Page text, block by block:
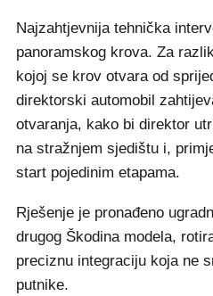
Najzahtjevnija tehnička
panoramskog krova. Za
kojoj se krov otvara od
direktorski automobil
otvaranja, kako bi direktor
na stražnjem sjedištu i,
start pojedinim etapama.
Rješenje je pronađeno
drugog Škodina modela,
preciznu integraciju koja ne
putnike.